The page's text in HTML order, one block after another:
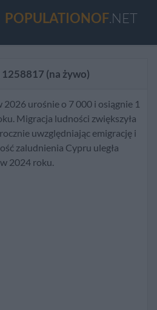
POPULATIONOF.NET
1258817 (na żywo)
urośnie o 7 000 i osiągnie 1
Migracja ludności zwiększyła
uwzględniając emigrację i
zaludnienia Cypru uległa
2024 roku.